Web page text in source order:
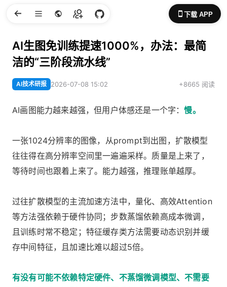
下载 APP
AI生图免训练提速1000%，办法：最简
洁的“三阶段流水线”
AI技术研报 2026-07-08 15:02 +8665 阅读
AI画图能力越来越强，但用户体感还是一个字：慢。
一张1024分辨率的图像，从prompt到出图，扩散模型
往往得在高分辨率空间里一遍遍采样。质量是上来了，
等待时间也跟着上来了。能力越强，推理账单越厚。
过往扩散模型的主流加速方法中，量化、高效Attention
等方法强依赖于硬件协同；步数蒸馏依赖高成本微调，
且训练时常不稳定；特征缓存类方法需要动态识别并缓
存中间特征，且加速比难以超过5倍。
有没有可能不依赖特定硬件、不蒸馏微调模型、不需要